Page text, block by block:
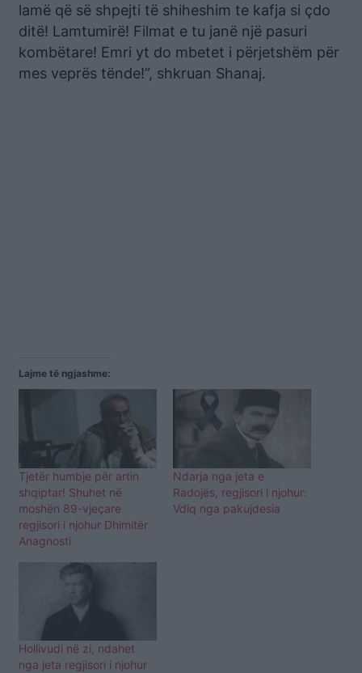
lamë që së shpejti të shiheshim te kafja si çdo
ditë! Lamtumirë! Filmat e tu janë një pasuri
kombëtare! Emri yt do mbetet i përjetshëm për
mes veprës tënde!”, shkruan Shanaj.
Lajme të ngjashme:
Tjetër humbje për artin
shqiptar! Shuhet në
moshën 89-vjeçare
regjisori i njohur Dhimitër
Anagnosti
Ndarja nga jeta e
Radojës, regjisori i njohur:
Vdiq nga pakujdesia
Hollivudi në zi, ndahet
nga jeta regjisori i njohur